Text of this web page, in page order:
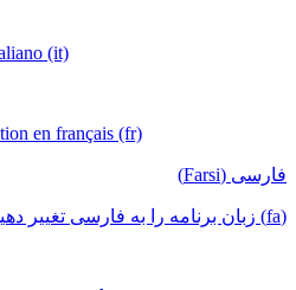
(it)
en français (fr)
فارسی (Farsi)
(fa) زبان برنامه را به فارسی تغییر دهید